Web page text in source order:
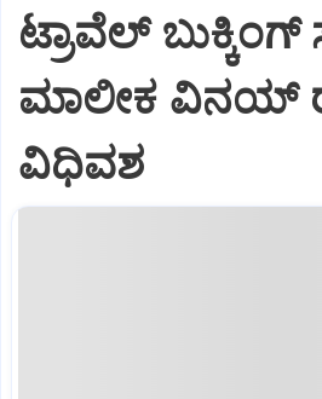
ಟ್ರಾವೆಲ್
ಮಾಲೀಕ ವಿನಯ್
ವಿಧಿವಶ